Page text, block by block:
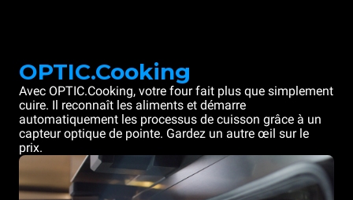
OPTIC.Cooking
Avec OPTIC.Cooking, votre four fait plus que simplement
cuire. Il reconnaît les aliments et démarre
automatiquement les processus de cuisson grâce à un
capteur optique de pointe. Gardez un autre œil sur le
prix.